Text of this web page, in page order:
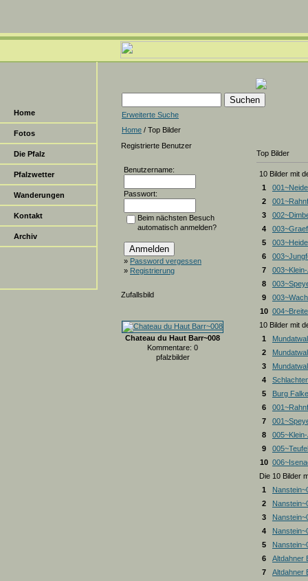
Home
Fotos
Die Pfalz
Pfalzwetter
Wanderungen
Kontakt
Archiv
Erweiterte Suche
Home / Top Bilder
Registrierte Benutzer
Benutzername:
Passwort:
Beim nächsten Besuch
automatisch anmelden?
» Password vergessen
» Registrierung
Zufallsbild
Chateau du Haut Barr~008
Kommentare: 0
pfalzbilder
Top Bilder
10 Bilder mit
1
2
3
4
5
6
7
8
9
10
10 Bilder mit
1
2
3
4
5
Burg
6
7
8
9
10
Die 10 Bilder
1
2
3
4
5
6
Altdahner
7
Altdahner